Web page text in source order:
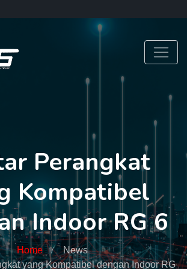
Perangkat
Kompatibel
Indoor RG 6
Home
News
yang Kompatibel dengan Indoor RG